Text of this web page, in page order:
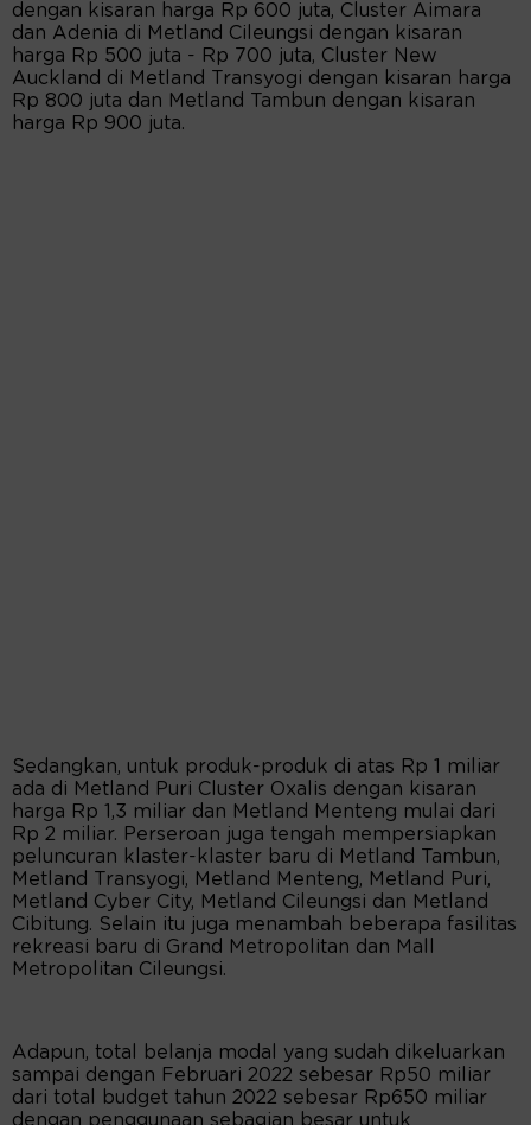
dengan kisaran harga Rp 600 juta, Cluster Aimara
dan Adenia di Metland Cileungsi dengan kisaran
harga Rp 500 juta - Rp 700 juta, Cluster New
Auckland di Metland Transyogi dengan kisaran harga
Rp 800 juta dan Metland Tambun dengan kisaran
harga Rp 900 juta.
Sedangkan, untuk produk-produk di atas Rp 1 miliar
ada di Metland Puri Cluster Oxalis dengan kisaran
harga Rp 1,3 miliar dan Metland Menteng mulai dari
Rp 2 miliar. Perseroan juga tengah mempersiapkan
peluncuran klaster-klaster baru di Metland Tambun,
Metland Transyogi, Metland Menteng, Metland Puri,
Metland Cyber City, Metland Cileungsi dan Metland
Cibitung. Selain itu juga menambah beberapa fasilitas
rekreasi baru di Grand Metropolitan dan Mall
Metropolitan Cileungsi.
Adapun, total belanja modal yang sudah dikeluarkan
sampai dengan Februari 2022 sebesar Rp50 miliar
dari total budget tahun 2022 sebesar Rp650 miliar
dengan penggunaan sebagian besar untuk